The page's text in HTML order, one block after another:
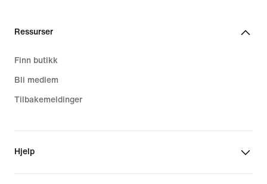
Ressurser
Finn butikk
Bli medlem
Tilbakemeldinger
Hjelp